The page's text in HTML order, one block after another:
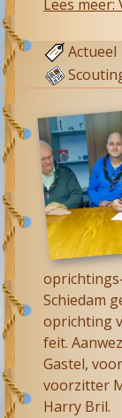
Lees
Actueel
Schiedam
oprichting
feit.
Gastel,
voorzitter
Harry Bril.